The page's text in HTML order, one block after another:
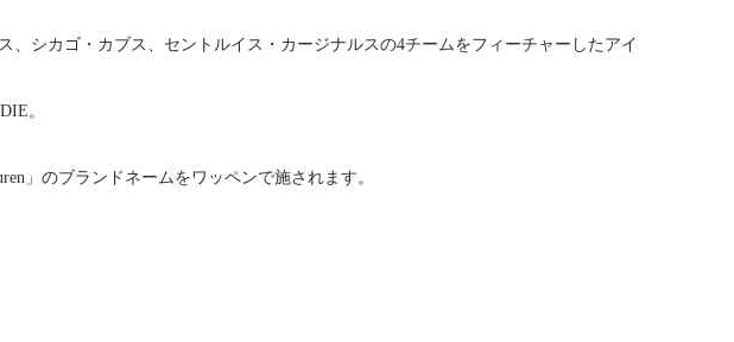
シカゴ・カブス、セントルイス・カージナルスの4チームをフィーチャーしたアイ
。
」のブランドネームをワッペンで施されます。